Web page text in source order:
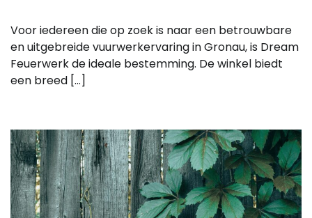
Voor iedereen die op zoek is naar een betrouwbare
en uitgebreide vuurwerkervaring in Gronau, is Dream
Feuerwerk de ideale bestemming. De winkel biedt
een breed […]